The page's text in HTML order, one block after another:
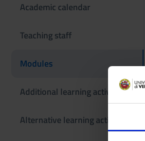
Academic calendar
Teaching staff
Modules
Additional learning activities
Alternative learning activities